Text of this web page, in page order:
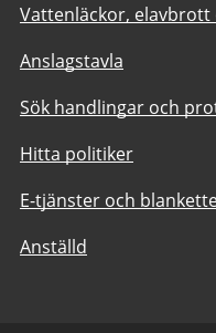
Vattenläckor,
Anslagstavla
Sök handlingar och
Hitta politiker
E-tjänster och
Anställd